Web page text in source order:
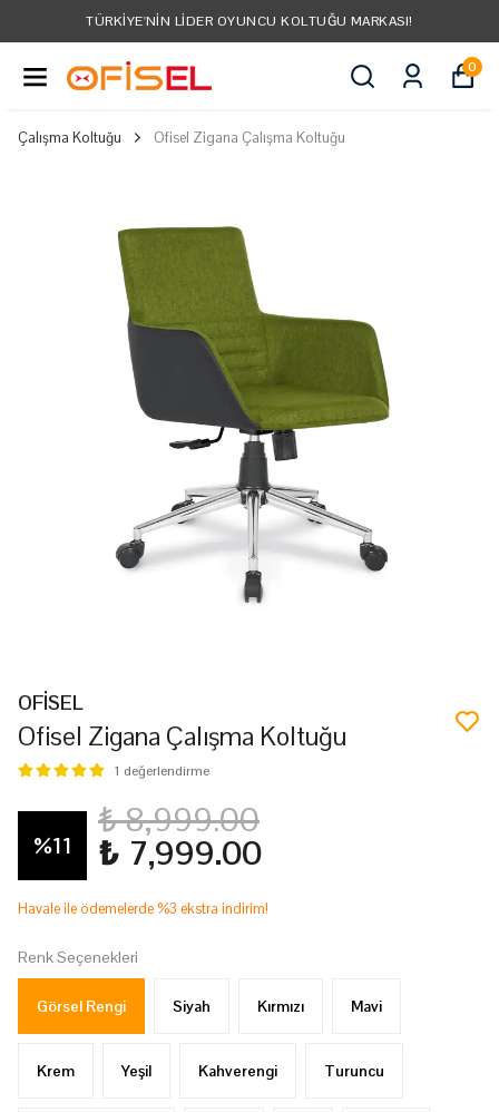
TÜRKIYE'NIN LIDER OYUNCU KOLTUĞU MARKASI!
0
Çalışma Koltuğu Ofisel Zigana Çalışma Koltuğu
OFİSEL
Ofisel Zigana Çalışma Koltuğu
1 değerlendirme
%11
₺ 8,999.00
₺ 7,999.00
Havale ile ödemelerde %3 ekstra indirim!
Renk Seçenekleri
Görsel Rengi Siyah Kırmızı Mavi
Krem Yeşil Kahverengi Turuncu